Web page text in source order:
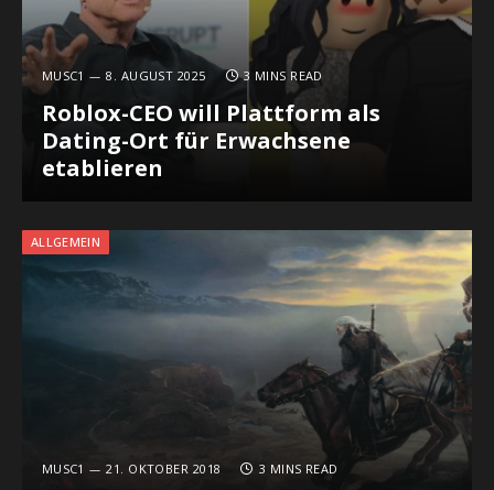
MUSC1 8. AUGUST 2025 3 MINS READ
Roblox-CEO will Plattform als
Dating-Ort für Erwachsene
etablieren
ALLGEMEIN
MUSC1 21. OKTOBER 2018 3 MINS READ